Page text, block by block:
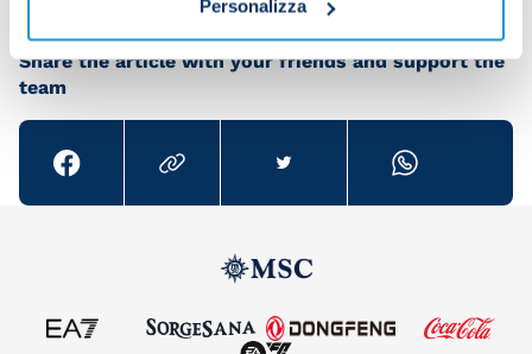
Personalizza
Share the article with your friends and support the
team